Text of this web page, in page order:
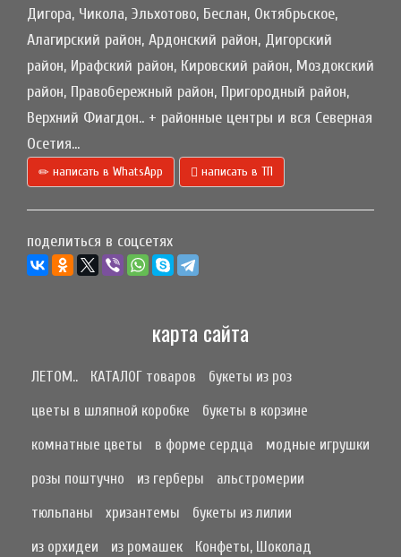
Дигора, Чикола, Эльхотово, Беслан, Октябрьское,
Алагирский район, Ардонский район, Дигорский
район, Ирафский район, Кировский район, Моздокский
район, Правобережный район, Пригородный район,
Верхний Фиагдон.. + районные центры и вся Северная
Осетия...
написать в WhatsApp написать в ТП
поделиться в соцсетях
карта сайта
ЛЕТОМ.. КАТАЛОГ товаров
букеты из роз
цветы в шляпной коробке
букеты в корзине
комнатные цветы
в форме сердца
модные игрушки
розы поштучно
из герберы
альстромерии
тюльпаны
хризантемы
букеты из лилии
из орхидеи
из ромашек
Конфеты, Шоколад